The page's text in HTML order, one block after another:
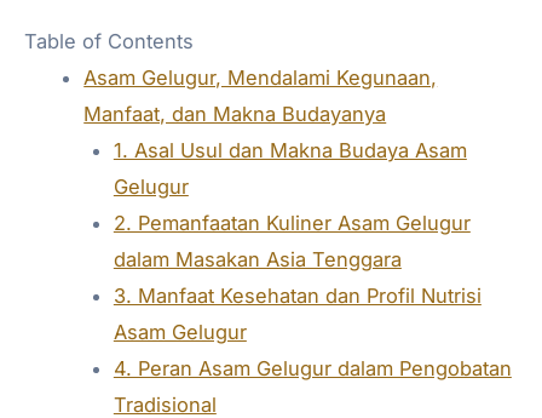
Table of Contents
Asam Gelugur, Mendalami Kegunaan,
Manfaat, dan Makna Budayanya
1. Asal Usul dan Makna Budaya Asam
Gelugur
2. Pemanfaatan Kuliner Asam Gelugur
dalam Masakan Asia Tenggara
3. Manfaat Kesehatan dan Profil Nutrisi
Asam Gelugur
4. Peran Asam Gelugur dalam Pengobatan
Tradisional